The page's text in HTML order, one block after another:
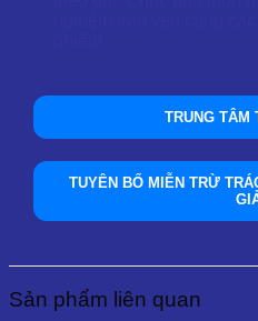
TRUNG TÂM
TUYÊN BỐ MIỄN TRỪ
Sản phẩm liên quan